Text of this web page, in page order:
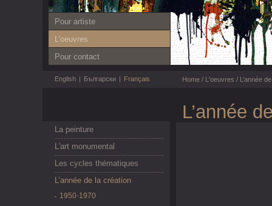
Pour artiste
L'oeuvres
Pour contact
English | Български | Français Home / L'oeuvres / L’année
La peinture
L'art monumental
Les cycles thématiques
L’année de la création
1950-1970
L’année